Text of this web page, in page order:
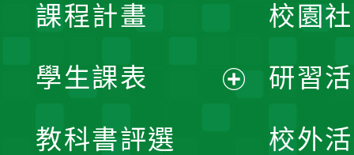
課程計畫
學生課表
教科書評選
校園
研習
校外